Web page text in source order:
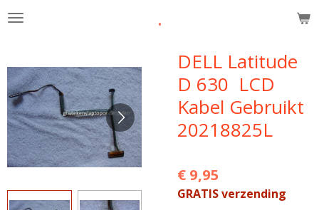
Ga
de
hoofdinhoud
.
DELL Latitude
D 630 LCD
Kabel Gebruikt
20218825L
€ 9,95
GRATIS verzending